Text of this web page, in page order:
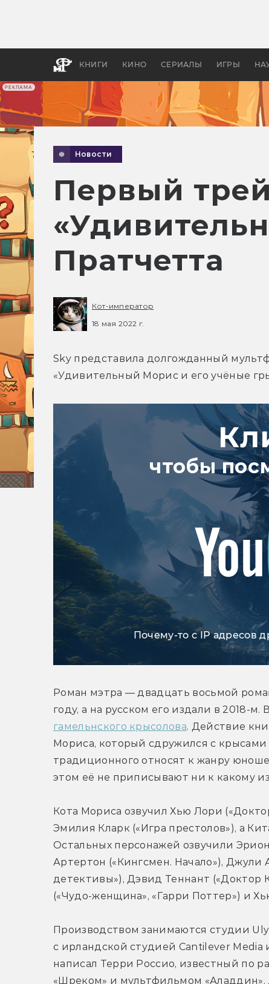
РЕКЛАМА
КНИГИ КИНО СЕРИАЛЫ ИГРЫ
бы
Новости
Первый
Пратчетта
Кот-император
18 мая 2022 г.
Sky представила долгожданный
«Удивительный Морис и его учёные
чтобы
Почему-то с IP адресов
Роман мэтра — двадцать восьмой
гамельнского крысолова. Действие
Мориса, который сдружился с
традиционного относят к жанру
этом её не приписывают ни к какому
Кота Мориса озвучил Хью Лори
Эмилия Кларк («Игра престолов»), а
Остальных персонажей озвучили
Артертон («Кингсмен. Начало»), Джули
детективы»), Дэвид Теннант («Доктор
(«Чудо-женщина», «Гарри Поттер») и
Производством занимаются студии
с ирландской студией Cantilever
написал Терри Россио, известный по
«Шреком» и мультфильмом